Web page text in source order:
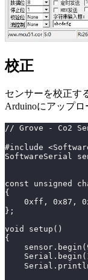
校正
センサーを校正す
Arduinoにアップロ
// Grove - Co2
#include
SoftwareSerial
const unsigned
{
0xff, 0x87,
};
void setup()
{